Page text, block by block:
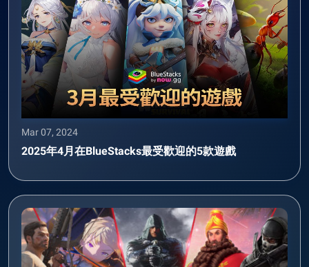
Mar 07, 2024
2025年4月在BlueStacks最受歡迎的5款遊戲